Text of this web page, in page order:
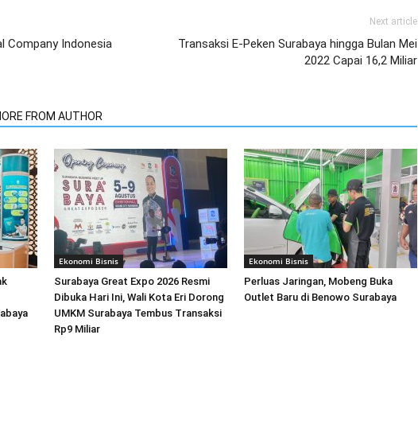
Company Indonesia
Next article
Transaksi E-Peken Surabaya hingga Bulan Mei
2022 Capai 16,2 Miliar
FROM AUTHOR
Ekonomi Bisnis
Surabaya Great Expo 2026 Resmi
Dibuka Hari Ini, Wali Kota Eri Dorong
UMKM Surabaya Tembus Transaksi
Rp9 Miliar
Ekonomi Bisnis
Perluas Jaringan, Mobeng Buka
Outlet Baru di Benowo Surabaya